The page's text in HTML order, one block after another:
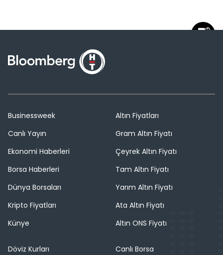
Businessweek
Canlı Yayın
Ekonomi Haberleri
Borsa Haberleri
Dünya Borsaları
Kripto Fiyatları
Künye
Altın Fiyatları
Gram Altın Fiyatı
Çeyrek Altın Fiyatı
Tam Altın Fiyatı
Yarım Altın Fiyatı
Ata Altın Fiyatı
Altın ONS Fiyatı
Döviz Kurları
Canlı Borsa